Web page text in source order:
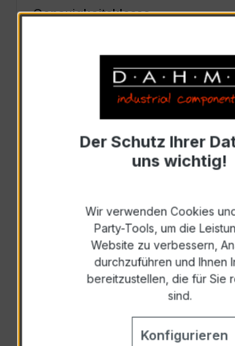
Genauigkeitsklasseauswählen
Scheinleistung (VA)auswählen
Auswahl zurücksetzen
Anfrage
Als PDF
Der Schutz Ihrer
uns wichtig!
Wir verwenden Cookies
Party-Tools, um die
Website zu verbessern,
durchzuführen und Ihnen
bereitzustellen, die für Sie
sind.
Konfigurieren